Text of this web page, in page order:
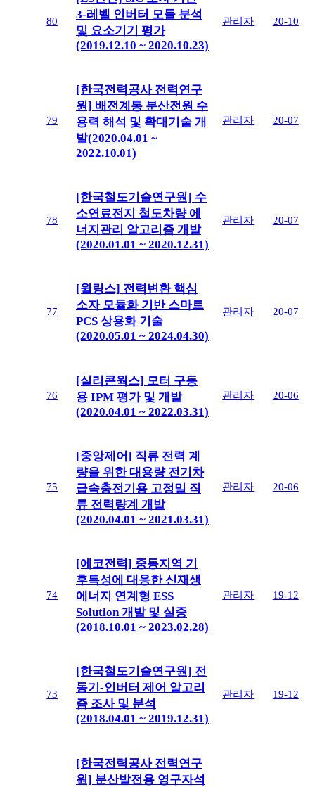
80
3-레벨 인버터 모듈 분석
및 요소기기 평가
(2019.12.10 ~ 2020.10.23)
관리자 20-10
79
[한국전력공사 전력연구
원] 배전계통 분산전원 수
용력 해석 및 확대기술 개
발(2020.04.01 ~
2022.10.01)
관리자 20-07
78
[한국철도기술연구원] 수
소연료전지 철도차량 에
너지관리 알고리즘 개발
(2020.01.01 ~ 2020.12.31)
관리자 20-07
77
[윌링스] 전력변환 핵심
소자 모듈화 기반 스마트
PCS 상용화 기술
(2020.05.01 ~ 2024.04.30)
관리자 20-07
76
[실리콘웍스] 모터 구동
용 IPM 평가 및 개발
(2020.04.01 ~ 2022.03.31)
관리자 20-06
75
[중앙제어] 직류 전력 계
량을 위한 대용량 전기차
급속충전기용 고정밀 직
류 전력량계 개발
(2020.04.01 ~ 2021.03.31)
관리자 20-06
74
[에코전력] 중동지역 기
후특성에 대응한 신재생
에너지 연계형 ESS
Solution 개발 및 실증
(2018.10.01 ~ 2023.02.28)
관리자 19-12
73
[한국철도기술연구원] 전
동기-인버터 제어 알고리
즘 조사 및 분석
(2018.04.01 ~ 2019.12.31)
관리자 19-12
[한국전력공사 전력연구
원] 분산발전용 영구자석